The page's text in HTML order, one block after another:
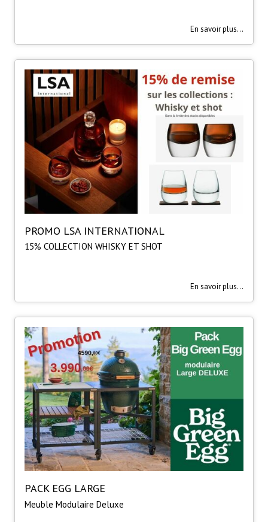
En savoir plus...
PROMO LSA INTERNATIONAL
15% COLLECTION WHISKY ET SHOT
En savoir plus...
PACK EGG LARGE
Meuble Modulaire Deluxe